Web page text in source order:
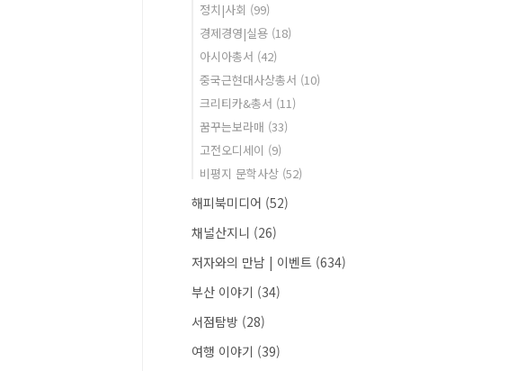
정치|사회 (99)
경제경영|실용 (18)
아시아총서 (42)
중국근현대사상총서 (10)
크리티카&총서 (11)
꿈꾸는보라매 (33)
고전오디세이 (9)
비평지 문학사상 (52)
해피북미디어 (52)
채널산지니 (26)
저자와의 만남 | 이벤트 (634)
부산 이야기 (34)
서점탐방 (28)
여행 이야기 (39)